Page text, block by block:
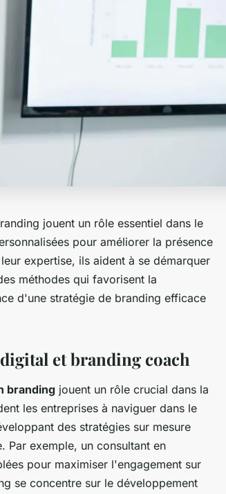
jouent un rôle essentiel dans le
pour améliorer la présence
expertise, ils aident à se démarquer
méthodes qui favorisent la
d'une stratégie de branding efficace
et branding coach
branding jouent un rôle crucial dans la
les entreprises à naviguer dans le
des stratégies sur mesure
Par exemple, un consultant en
pour maximiser l'engagement sur
se concentre sur le développement